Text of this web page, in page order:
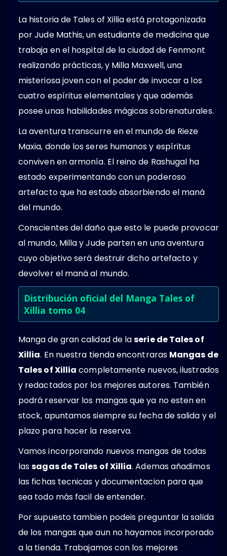
La historia de Tales of Xillia está protagonizada
por Jude Mathis, un estudiante de medicina que
trabaja en el hospital de la ciudad de Fenmont
realizando prácticas, y Milla Maxwell, una
misteriosa joven con el poder de invocar a los
cuatro espíritus elementales y que además
posee unas habilidades mágicas sobrenaturales.
La aventura transcurre en el mundo de Rieze
Maxia, donde los seres humanos y espíritus
conviven en armonía. El reino de Rashugal ha
estado experimentando con un poderoso
artefacto que ha estado absorbiendo el maná
del mundo.
Conscientes del daño que esto le puede provocar
al mundo, Milla y Jude parten en una aventura
cuyo objetivo será destruir dicho artefacto y
devolver el maná al mundo.
Distribución oficial del Manga Tales of
Xillia tomo 04
Manga de gran calidad de laserie de Tales of
Xillia. En nuestra tienda encontraras Mangas de
Tales of Xillia completamente nuevos, ilustrados
y redactados por los mejores autores. También
podrá reservar los mangas que ya no esten en
stock, apuntamos siempre su fecha de salida y el
plazo para hacer la reserva.
Vamos incorporando nuevos mangas de todas
lassagas de Tales of Xillia. Ademas añadimos
las fichas tecnicas y documentacion para que
sea todo más facil de entender.
Por supuesto tambien podeis preguntar la salida
de los mangas que aun no hayamos incorporado
a la tienda. Trabajamos con los mejores